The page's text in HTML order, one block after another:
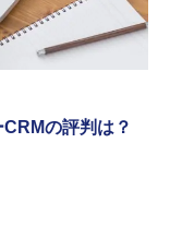
の評判は？